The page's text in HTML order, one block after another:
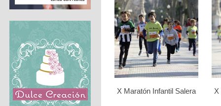
X Maratón Infantil Salera X